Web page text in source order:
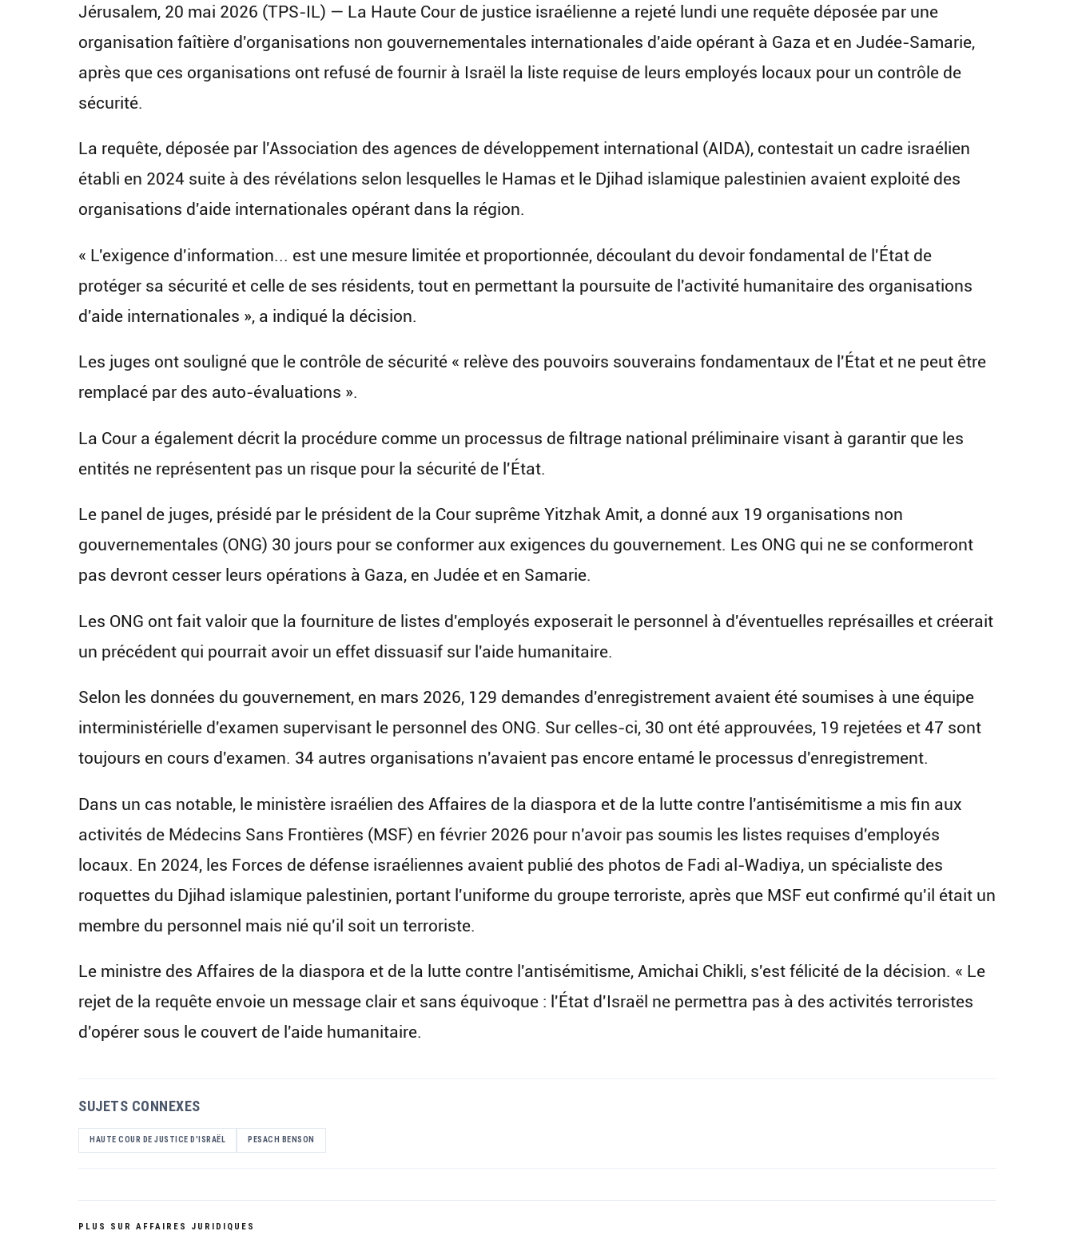
Jérusalem, 20 mai 2026 (TPS-IL) — La Haute Cour de justice israélienne a rejeté lundi une requête déposée par une
organisation faîtière d'organisations non gouvernementales internationales d'aide opérant à Gaza et en Judée-Samarie,
après que ces organisations ont refusé de fournir à Israël la liste requise de leurs employés locaux pour un contrôle de
sécurité.
La requête, déposée par l'Association des agences de développement international (AIDA), contestait un cadre israélien
établi en 2024 suite à des révélations selon lesquelles le Hamas et le Djihad islamique palestinien avaient exploité des
organisations d'aide internationales opérant dans la région.
« L'exigence d'information... est une mesure limitée et proportionnée, découlant du devoir fondamental de l'État de
protéger sa sécurité et celle de ses résidents, tout en permettant la poursuite de l'activité humanitaire des organisations
d'aide internationales », a indiqué la décision.
Les juges ont souligné que le contrôle de sécurité « relève des pouvoirs souverains fondamentaux de l'État et ne peut être
remplacé par des auto-évaluations ».
La Cour a également décrit la procédure comme un processus de filtrage national préliminaire visant à garantir que les
entités ne représentent pas un risque pour la sécurité de l'État.
Le panel de juges, présidé par le président de la Cour suprême Yitzhak Amit, a donné aux 19 organisations non
gouvernementales (ONG) 30 jours pour se conformer aux exigences du gouvernement. Les ONG qui ne se conformeront
pas devront cesser leurs opérations à Gaza, en Judée et en Samarie.
Les ONG ont fait valoir que la fourniture de listes d'employés exposerait le personnel à d'éventuelles représailles et créerait
un précédent qui pourrait avoir un effet dissuasif sur l'aide humanitaire.
Selon les données du gouvernement, en mars 2026, 129 demandes d'enregistrement avaient été soumises à une équipe
interministérielle d'examen supervisant le personnel des ONG. Sur celles-ci, 30 ont été approuvées, 19 rejetées et 47 sont
toujours en cours d'examen. 34 autres organisations n'avaient pas encore entamé le processus d'enregistrement.
Dans un cas notable, le ministère israélien des Affaires de la diaspora et de la lutte contre l'antisémitisme a mis fin aux
activités de Médecins Sans Frontières (MSF) en février 2026 pour n'avoir pas soumis les listes requises d'employés
locaux. En 2024, les Forces de défense israéliennes avaient publié des photos de Fadi al-Wadiya, un spécialiste des
roquettes du Djihad islamique palestinien, portant l'uniforme du groupe terroriste, après que MSF eut confirmé qu'il était un
membre du personnel mais nié qu'il soit un terroriste.
Le ministre des Affaires de la diaspora et de la lutte contre l'antisémitisme, Amichai Chikli, s'est félicité de la décision. « Le
rejet de la requête envoie un message clair et sans équivoque : l'État d'Israël ne permettra pas à des activités terroristes
d'opérer sous le couvert de l'aide humanitaire.
SUJETS CONNEXES
HAUTE COUR DE JUSTICE D'ISRAËL PESACH BENSON
PLUS SUR AFFAIRES JURIDIQUES